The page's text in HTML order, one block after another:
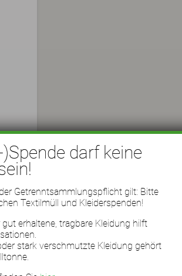
darf keine
Getrenntsammlungspflicht gilt: Bitte
Textilmüll und Kleiderspenden!
gut erhaltene, tragbare Kleidung hilft
stark verschmutzte Kleidung gehört